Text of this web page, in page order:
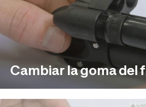
Cambiar la goma del